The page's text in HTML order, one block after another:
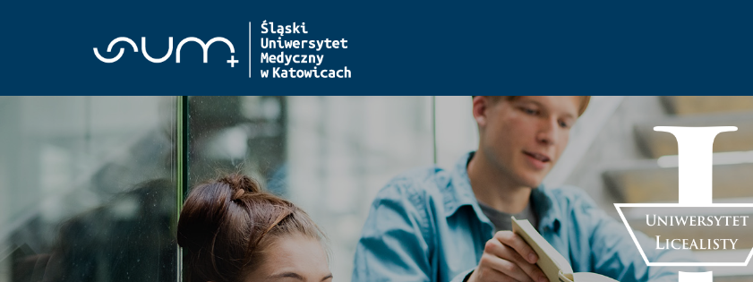
WNM Katowice
WNM Zabrze
WNF Sosnowiec
WNOZ Katowice